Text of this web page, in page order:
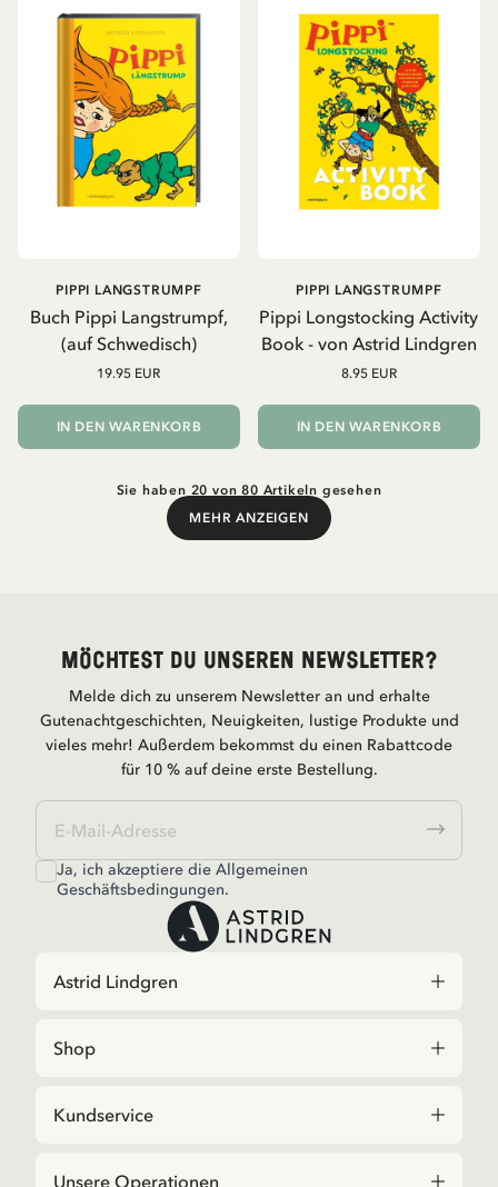
Buch Pippi Langstrumpf,
(auf Schwedisch)
PIPPI LANGSTRUMPF
19.95 EUR
IN DEN WARENKORB
Pippi Longstocking Activity
Book - von Astrid Lindgren
PIPPI LANGSTRUMPF
8.95 EUR
IN DEN WARENKORB
Sie haben 20 von 80 Artikeln gesehen
MEHR ANZEIGEN
Mehr anzeigen
Möchtest du unseren Newsletter?
Melde dich zu unserem Newsletter an und erhalte
Gutenachtgeschichten, Neuigkeiten, lustige Produkte und
vieles mehr! Außerdem bekommst du einen Rabattcode
für 10 % auf deine erste Bestellung.
Ja, ich akzeptiere dieAllgemeinen
Geschäftsbedingungen.
Astrid Lindgren
Shop
Kundservice
Unsere Operationen